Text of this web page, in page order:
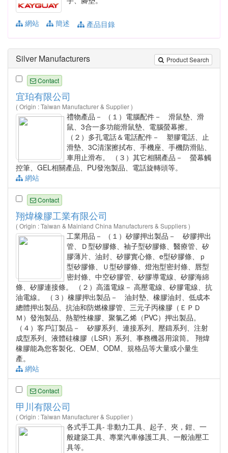
網站 簡述 產品目錄
Product Search
Silver Manufacturers
Contact
宜珀有限公司
( Origin : Taiwan Manufacturer & Supplier )
禮物產品－ （１）電腦配件－ 滑鼠墊、滑
鼠、3合一多功能滑鼠墊、電腦螢幕擦。
（２）多孔電話＆電話配件－ 塑膠電話、止
滑墊、3C清潔擦拭布、手機座、手機防滑貼、
車用止滑布。 （３）其它相關產品－ 螢幕觸
控筆、GEL相關產品、PU發泡製品、電話旋轉頭等。
網站
Contact
翔煒橡膠工業有限公司
( Origin : Taiwan & Mainland China Manufacturers & Suppliers )
工業用品－ （１）矽膠押出製品－ 矽膠押出
管、Ｄ型矽膠條、袖子型矽膠條、醫療管、矽
膠薄片、油封、矽膠實心條、e型矽膠條、ｐ
型矽膠條、Ｕ型矽膠條、燈泡型密封條、唇型
密封條、中空矽膠管、矽膠導電線、矽膠海綿
條、矽膠連接條。 （２）高溫電線－ 高壓電線、矽膠電線、抗
油電線。 （３）橡膠押出製品－ 油封墊、橡膠油封、低成本
總體押出製品、抗油和防燃橡膠管、三元子丙橡膠（ＥＰＤ
Ｍ）發泡製品、熱塑性橡膠、聚氯乙烯（PVC）押出製品。
（４）客戶訂製品－ 矽膠系列、連接系列、壓鑄系列、注射
成型系列、液體硅橡膠（LSR）系列、事務機器用滾筒。 翔煒
橡膠能為您客製化、OEM、ODM、規格品等大量或小量生
產。
網站
Contact
甲川有限公司
( Origin : Taiwan Manufacturer & Supplier )
各式手工具- 非動力工具、起子、夾，鉗、一
般建築工具、專業汽車修護工具、一般油壓工
具等。